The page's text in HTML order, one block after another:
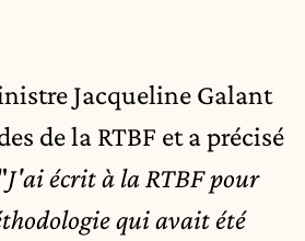
Jacqueline Galant
de la RTBF et a précisé
J'ai écrit à la RTBF pour
qui avait été